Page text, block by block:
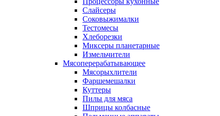
Слайсеры
Соковыжималки
Тестомесы
Хлеборезки
Миксеры планетарные
Измельчители
Мясоперерабатывающее
Мясорыхлители
Фаршемешалки
Куттеры
Пилы для мяса
Шприцы колбасные